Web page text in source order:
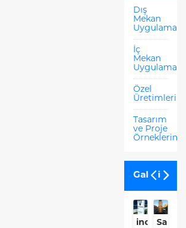
Dış
Mekan
İç
Mekan
Özel
Tasarım
ve Proje
Galeri
inovenso